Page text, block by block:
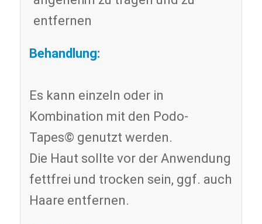
entfernen
Behandlung:
Es kann einzeln oder in
Kombination mit den Podo-
Tapes© genutzt werden.
Die Haut sollte vor der Anwendung
fettfrei und trocken sein, ggf. auch
Haare entfernen.